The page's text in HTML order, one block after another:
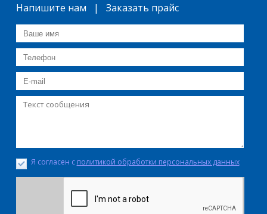
Напишите нам | Заказать прайс
Я согласен с политикой обработки персональных данных